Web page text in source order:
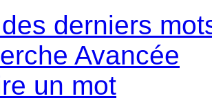
derniers
Avancée
un mot